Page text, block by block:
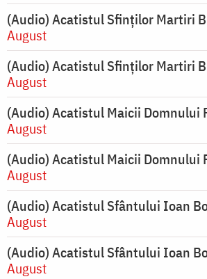
(Audio) Acatistul Sfinților Martiri
August
(Audio) Acatistul Sfinților Martiri
August
(Audio) Acatistul Maicii Domnului
August
(Audio) Acatistul Maicii Domnului
August
(Audio) Acatistul Sfântului Ioan
August
(Audio) Acatistul Sfântului Ioan
August